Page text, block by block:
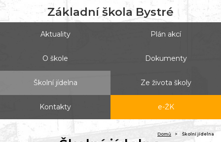
Základní škola Bystré
Aktuality Plán akcí
O škole Dokumenty
Školní jídelna Ze života školy
Kontakty e-ŽK
Domů Školní jídelna